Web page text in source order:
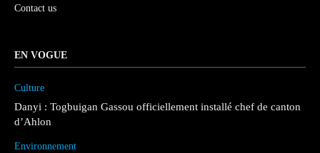
Contact us
EN VOGUE
Culture
Danyi : Togbuigan Gassou officiellement installé chef de canton
d’Ahlon
Environnement